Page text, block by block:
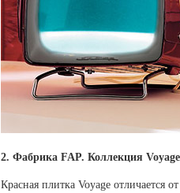
2. Фабрика FAP. Коллекция Voyage
Красная плитка Voyage отличается